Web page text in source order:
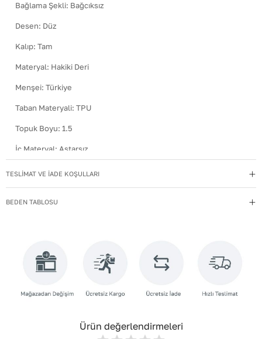
Bağlama Şekli: Bağcıksız
Desen: Düz
Kalıp: Tam
Materyal: Hakiki Deri
Menşei: Türkiye
Taban Materyali: TPU
Topuk Boyu: 1.5
İç Materyal: Astarsız
Kullanım Talimatı: Direkt güneş ışığından ve ısı kaynaklarından
Yıkama Talimatı
Deri Cinsi:Dana Deri
TESLİMAT VE İADE KOŞULLARI
BEDEN TABLOSU
Ürün değerlendirmeleri